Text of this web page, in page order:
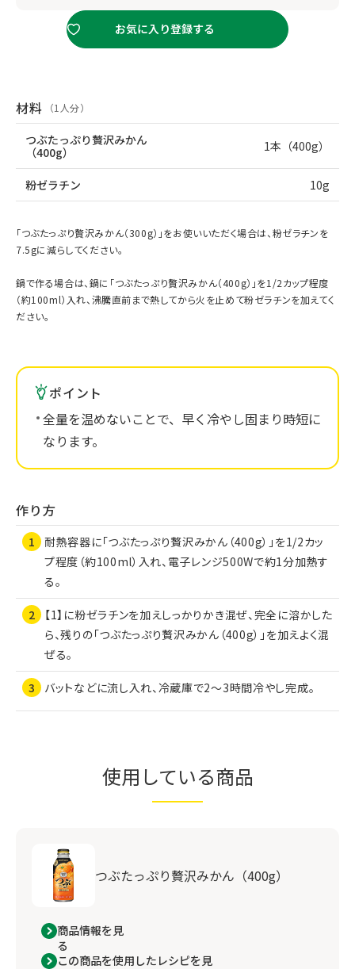
お気に入り登録する
材料 （1人分）
つぶたっぷり贅沢みかん
（400g）
1本（400g）
粉ゼラチン 10g
「つぶたっぷり贅沢みかん（300g）」をお使いいただく場合は、粉ゼラチンを
7.5gに減らしてください。
鍋で作る場合は、鍋に「つぶたっぷり贅沢みかん（400g）」を1/2カップ程度
（約100ml）入れ、沸騰直前まで熱してから火を止めて粉ゼラチンを加えてく
ださい。
ポイント
全量を温めないことで、早く冷やし固まり時短に
なります。
作り方
耐熱容器に「つぶたっぷり贅沢みかん（400g）」を1/2カッ
プ程度（約100ml）入れ、電子レンジ500Wで約1分加熱す
る。
【1】に粉ゼラチンを加えしっかりかき混ぜ、完全に溶かした
ら、残りの「つぶたっぷり贅沢みかん（400g）」を加えよく混
ぜる。
バットなどに流し入れ、冷蔵庫で2～3時間冷やし完成。
使用している商品
つぶたっぷり贅沢みかん（400g）
商品情報を見
る
この商品を使用したレシピを見